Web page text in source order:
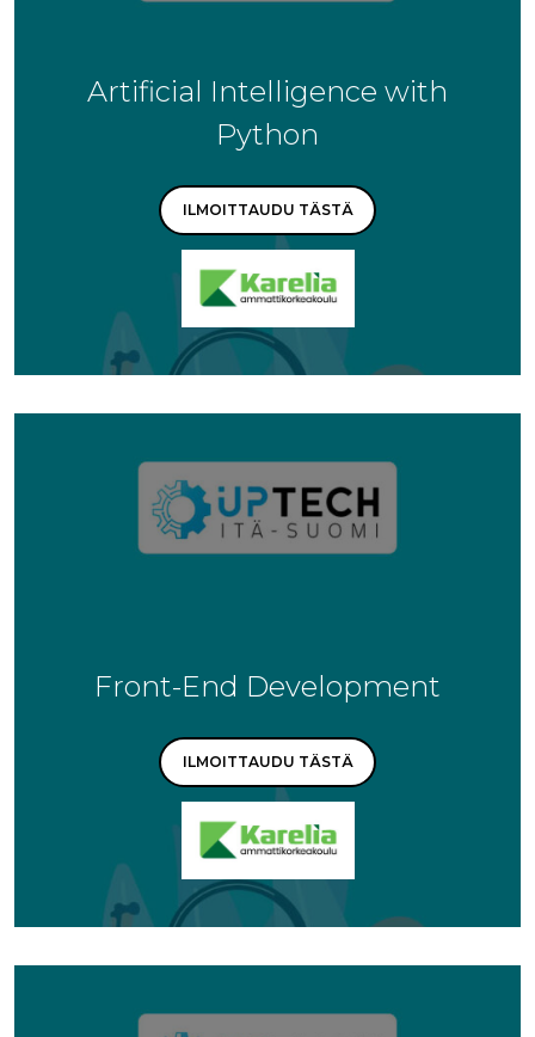
Artificial Intelligence with
Python
ILMOITTAUDU TÄSTÄ
Front-End Development
ILMOITTAUDU TÄSTÄ